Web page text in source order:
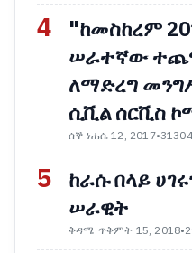
4
"ከመስከረም
ሠራተኛው
ለማድረግ
ሲቪል ሰርቪስ
ሰኞ ነሐሴ 12, 2017•
5
ከራሱ በላይ
ሠራዊት
ቅዳሜ ጥቅምት 15, 2018•